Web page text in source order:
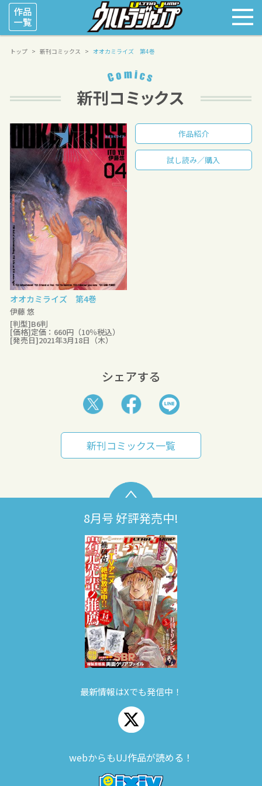
トップ 新刊コミックス オオカミライズ 第4巻
オオカミライズ 第4巻
伊藤 悠
[判型]B6判
[価格]定価：660円（10％税込）
[発売日]2021年3月18日（木）
作品紹介
試し読み／購入
シェアする
新刊コミックス一覧
8月号 好評発売中!
最新情報はXでも発信中！
webからもUJ作品が読める！